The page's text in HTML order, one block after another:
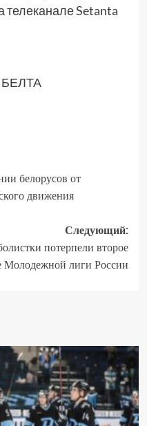
телеканале Setanta
БЕЛТА
белорусов от
движения
Следующий:
потерпели второе
Молодежной лиги России